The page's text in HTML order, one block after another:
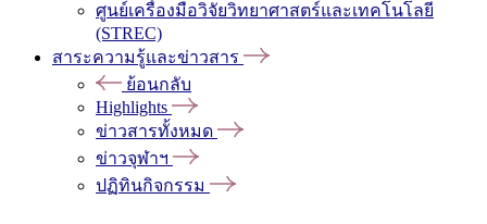
ศูนย์เครื่องมือวิจัยวิทยาศาสตร์และเทคโนโลยี
(STREC)
สาระความรู้และข่าวสาร
ย้อนกลับ
Highlights
ข่าวสารทั้งหมด
ข่าวจุฬาฯ
ปฏิทินกิจกรรม